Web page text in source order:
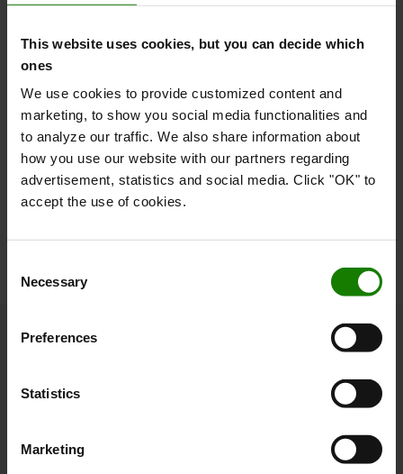
This website uses cookies, but you can decide which
ones
We use cookies to provide customized content and
marketing, to show you social media functionalities and
to analyze our traffic. We also share information about
how you use our website with our partners regarding
advertisement, statistics and social media. Click "OK" to
accept the use of cookies.
Selection
Necessary
Preferences
Statistics
Marketing
For yderligere information, kontakt:
Material Handling Europe
E-mail: Jonas.lindell@toyota-industries.eu
Tlf.: +46 (0)70351 24 38
Hvem er vi
Hvorfor vælge Toyota